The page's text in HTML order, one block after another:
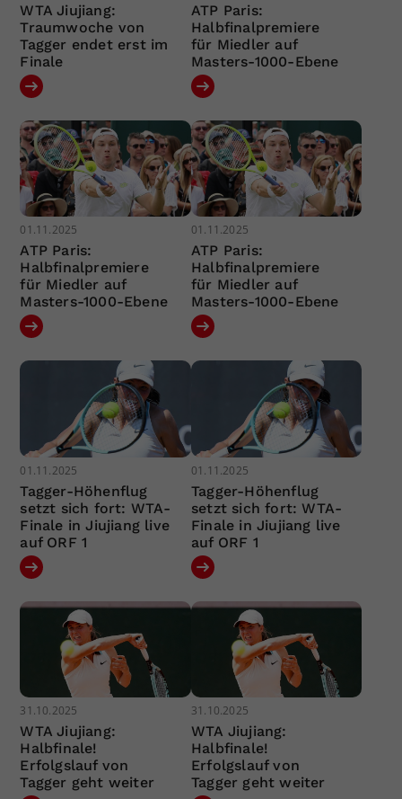
WTA Jiujiang:
Traumwoche von
Tagger endet erst im
Finale
ATP Paris:
Halbfinalpremiere
für Miedler auf
Masters-1000-Ebene
01.11.2025
ATP Paris:
Halbfinalpremiere
für Miedler auf
Masters-1000-Ebene
01.11.2025
ATP Paris:
Halbfinalpremiere
für Miedler auf
Masters-1000-Ebene
01.11.2025
Tagger-Höhenflug
setzt sich fort: WTA-
Finale in Jiujiang live
auf ORF 1
01.11.2025
Tagger-Höhenflug
setzt sich fort: WTA-
Finale in Jiujiang live
auf ORF 1
31.10.2025
WTA Jiujiang:
Halbfinale!
Erfolgslauf von
Tagger geht weiter
31.10.2025
WTA Jiujiang:
Halbfinale!
Erfolgslauf von
Tagger geht weiter